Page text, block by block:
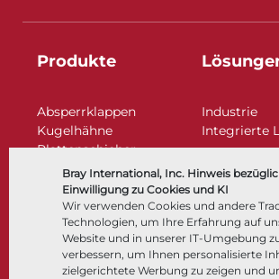
Bray International, Inc. Hinweis
Einwilligung zu Cookies und KI
Wir verwenden Cookies und andere
Technologien, um Ihre Erfahrung auf
Website und in unserer IT-Umgebung
verbessern, um Ihnen personalisierte
zielgerichtete Werbung zu zeigen und
Produkte
Absperrklappen
Kugelhähne
Plattenschieber
Regelarmaturen
Rückschlagklappen
Antriebe | Betätigungen
Steuer- und Regeltechnik
Tieftemperatur​​​​​​​
Industrie
Integrierte
Unternehmen